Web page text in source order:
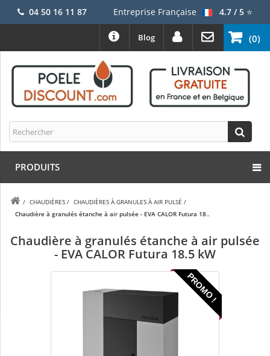
04 50 16 11 87 Entreprise Française 4.7 / 5⭐
(0)
Blog
PRODUITS
/ CHAUDIÈRES / CHAUDIÈRES À GRANULES À AIR PULSÉ /
Chaudière à granulés étanche à air pulsée - EVA CALOR Futura 18..
Chaudière à granulés étanche à air pulsée
- EVA CALOR Futura 18.5 kW
PROMO !